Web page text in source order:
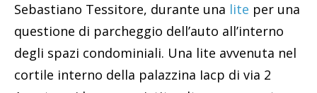
Sebastiano Tessitore, durante una lite per una
questione di parcheggio dell’auto all’interno
degli spazi condominiali. Una lite avvenuta nel
cortile interno della palazzina Iacp di via 2